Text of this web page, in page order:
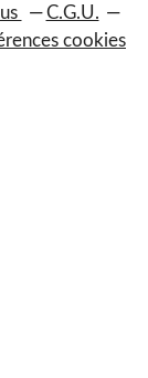
C.G.U.
cookies